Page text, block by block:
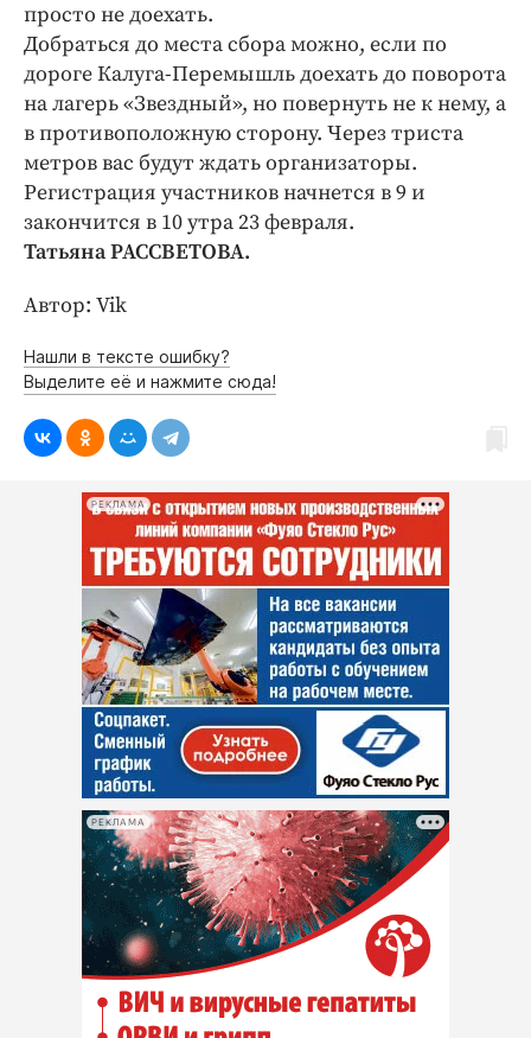
Клиника года
Бренд года
Работодатель года
просто не доехать.
Добраться до места сбора можно, если по
дороге Калуга-Перемышль доехать до поворота
на лагерь «Звездный», но повернуть не к нему, а
в противоположную сторону. Через триста
метров вас будут ждать организаторы.
Регистрация участников начнется в 9 и
закончится в 10 утра 23 февраля.
Татьяна РАССВЕТОВА.
Автор: Vik
Нашли в тексте ошибку?
Выделите её и нажмите сюда!
РЕКЛАМА
РЕКЛАМА